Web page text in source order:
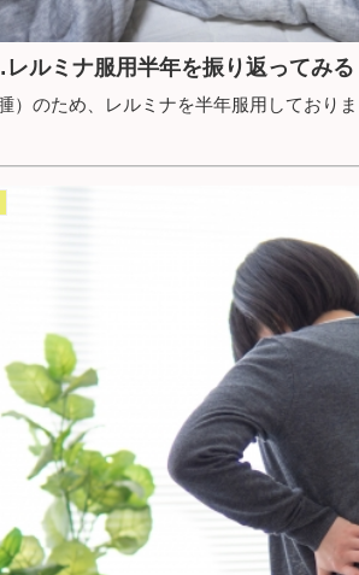
ルミナ服用半年を振り返ってみる
）のため、レルミナを半年服用しており